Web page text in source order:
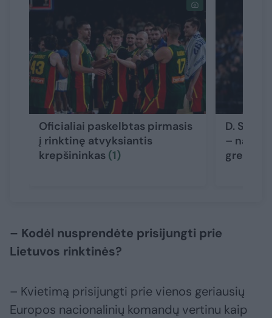
Oficialiai paskelbtas pirmasis
į rinktinę atvyksiantis
krepšininkas (1)
D.
–
gresia
– Kodėl nusprendėte prisijungti prie
Lietuvos rinktinės?
– Kvietimą prisijungti prie vienos geriausių
Europos nacionalinių komandų vertinu kaip